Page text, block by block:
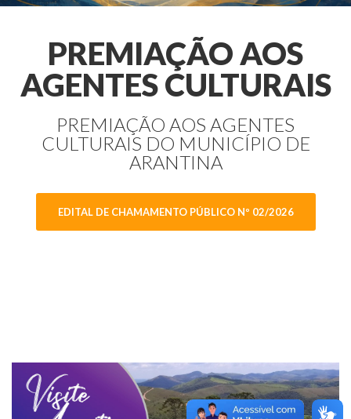
PREMIAÇÃO AOS
AGENTES CULTURAIS
PREMIAÇÃO AOS AGENTES
CULTURAIS DO MUNICÍPIO DE
ARANTINA
EDITAL DE CHAMAMENTO PÚBLICO Nº 02/2026